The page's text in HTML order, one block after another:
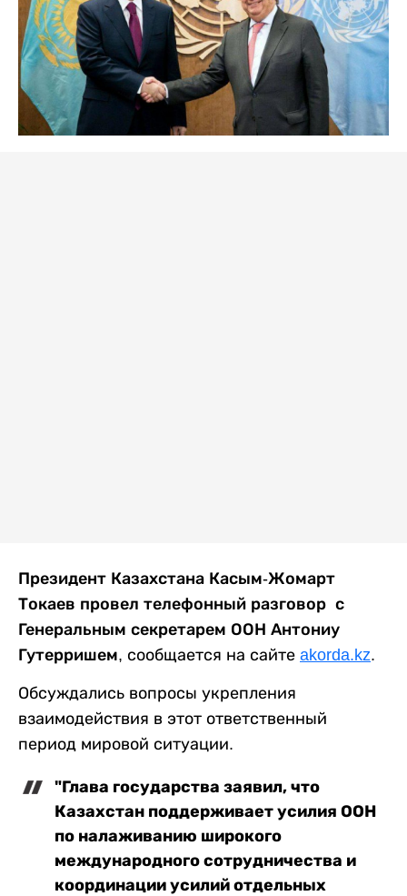
Президент Казахстана Касым-Жомарт
Токаев провел телефонный разговор с
Генеральным секретарем ООН Антониу
Гутерришем, сообщается на сайте akorda.kz.
Обсуждались вопросы укрепления
взаимодействия в этот ответственный
период мировой ситуации.
"Глава государства заявил, что
Казахстан поддерживает усилия ООН
по налаживанию широкого
международного сотрудничества и
координации усилий отдельных